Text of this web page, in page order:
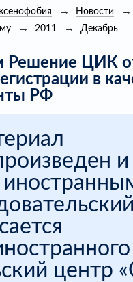
Новости
2011 Декабрь
Решение ЦИК
в
РФ
и
центр